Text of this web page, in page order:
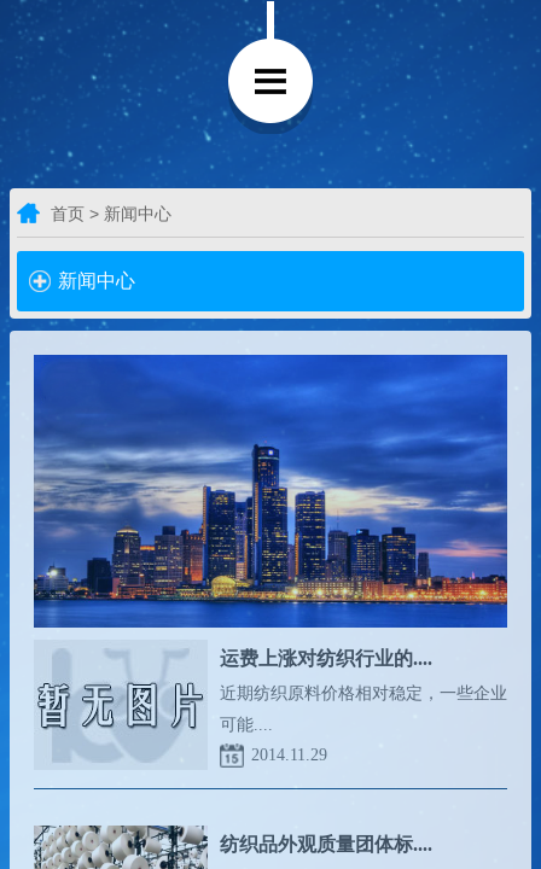
首页 > 新闻中心
新闻中心
运费上涨对纺织行业的....
近期纺织原料价格相对稳定，一些企业
可能....
2014.11.29
纺织品外观质量团体标....